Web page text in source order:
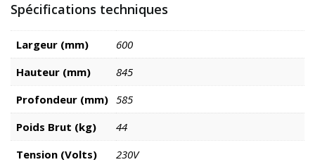
Spécifications techniques
Largeur (mm)
600
Hauteur (mm)
845
Profondeur (mm) 585
Poids Brut (kg)
44
Tension (Volts)
230V